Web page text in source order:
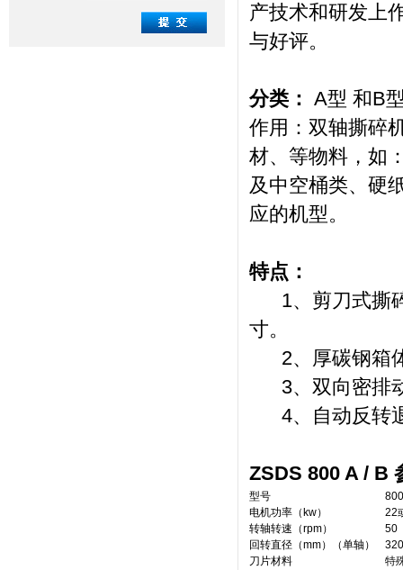
产技术和研发上
与好评。
分类： A型 和B
作用：双轴撕碎
材、等物料，如
及中空桶类、硬
应的机型。
特点：
1、剪刀式撕碎
寸。
2、厚碳钢箱体
3、双向密排
4、自动反转
ZSDS 800 A / B
型号
电机功率（kw）
22
转轴转速（rpm）
50
回转直径（mm）（单轴）
320
刀片材料
特